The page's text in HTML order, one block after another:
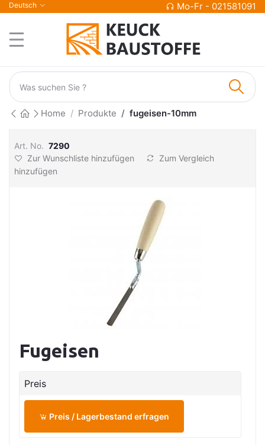
Deutsch Mo-Fr - 021581091
Home Produkte fugeisen-10mm
Art. No. 7290
Zur Wunschliste hinzufügen
Zum Vergleich
hinzufügen
Fugeisen
Preis
Preis / Lagerbestand erfragen